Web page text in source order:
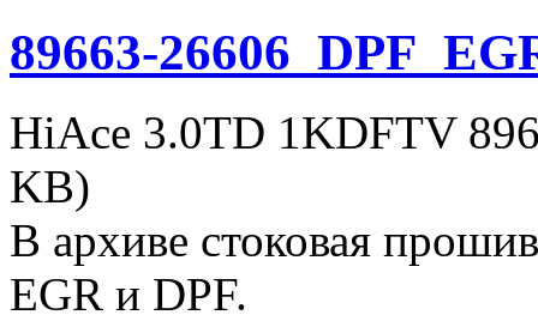
89663-
HiAce 3.0TD 1KDFTV
KB)
В архиве стоковая
EGR и DPF.